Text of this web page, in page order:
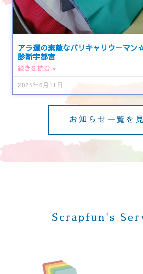
アラ還の素敵なバリキャリウーマン
診断宇都宮
続きを読む »
2025年6月11日
お知らせ一覧を
Scrapfun's